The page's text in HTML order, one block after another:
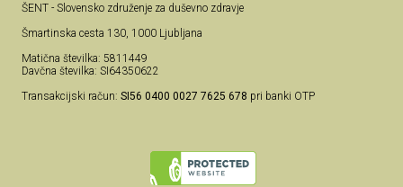
ŠENT - Slovensko združenje za duševno zdravje
Šmartinska cesta 130, 1000 Ljubljana
Matična številka: 5811449
Davčna številka: SI64350622
Transakcijski račun: SI56 0400 0027 7625 678 pri banki OTP